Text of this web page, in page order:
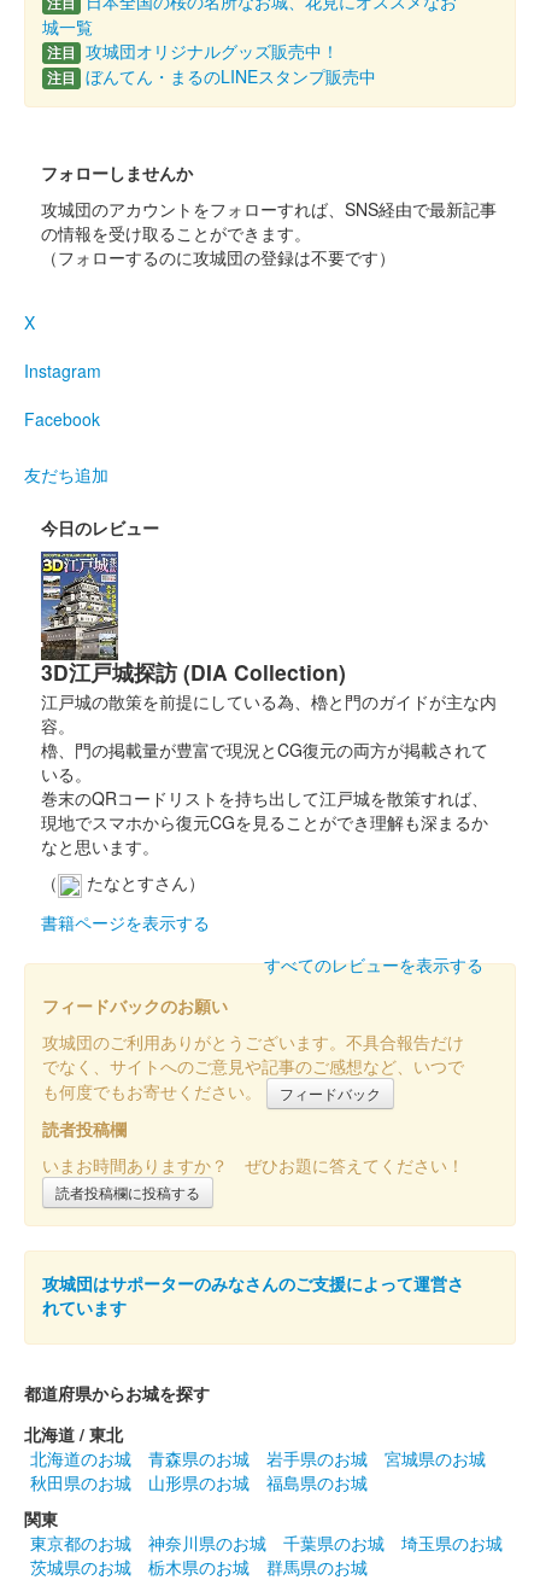
販売終了
通常版をベースに左上に梅に鶯、右下に大草城天守型展望台のイ
ラストがあしらわれている。
大草城 御城印
愛知県産ヒノキ製
愛知県産ヒノキ「あいち認証材」を使用した御城印
大草城 御城印
印
愛知県産ヒノキを使用した木の御城印。2025年の干支である巳
（蛇）が中央にデザインされている。特別御城印に使用された愛
知県産ヒノキは「あいち認証材」で、愛知県産材認証機構が認証
した愛知県産木材、製材品……
大草城 御城印 令和七年新年特別御城印
販売終了
家紋は金色にて印刷されており、 2025年の干支である巳（蛇）
が中央にデザインされている。
大草城 御城印
大草城 御城印 あいち歴史観光デジタルスタンプラリ
ー愛知県産ヒノキ特別御城印
販売終了
あいち歴史観光デジタルスタンプラリーを記念した大草城の特別
特別御城印に使用された愛知県産桧は「あいち認証材」で、愛知
県産材認証機構が認証した愛……
2024年3月2日、3日に開催されたにっぽん城まつり2024 feat.出
張！お城EXPO in 愛知の「愛知のお城観光推進協議会ブース」内
さ……
城一覧
注目 攻城団オリジナルグッズ販売中！
注目 ぼんてん・まるのLINEスタンプ販売中
フォローしませんか
攻城団のアカウントをフォローすれば、SNS経由で最新記事
の情報を受け取ることができます。
（フォローするのに攻城団の登録は不要です）
X
Instagram
Facebook
友だち追加
今日のレビュー
3D江戸城探訪 (DIA Collection)
江戸城の散策を前提にしている為、櫓と門のガイドが主な内
容。
櫓、門の掲載量が豊富で現況とCG復元の両方が掲載されて
いる。
巻末のQRコードリストを持ち出して江戸城を散策すれば、
現地でスマホから復元CGを見ることができ理解も深まるか
なと思います。
（
たなとすさん）
書籍ページを表示する
すべてのレビューを表示する
フィードバックのお願い
攻城団のご利用ありがとうございます。不具合報告だけ
でなく、サイトへのご意見や記事のご感想など、いつで
も何度でもお寄せください。
フィードバック
読者投稿欄
いまお時間ありますか？ ぜひお題に答えてください！
読者投稿欄に投稿する
攻城団はサポーターのみなさんのご支援によって運営さ
れています
都道府県からお城を探す
北海道 / 東北
北海道のお城
青森県のお城 岩手県のお城
宮城県のお城
秋田県のお城
山形県のお城
福島県のお城
関東
東京都のお城
神奈川県のお城 千葉県のお城
埼玉県のお城
茨城県のお城
栃木県のお城
群馬県のお城